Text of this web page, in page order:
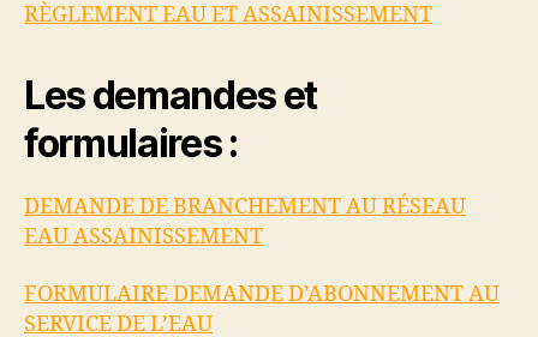
RÈGLEMENT EAU ET ASSAINISSEMENT
Les demandes et
formulaires :
DEMANDE DE BRANCHEMENT AU RÉSEAU
EAU ASSAINISSEMENT
FORMULAIRE DEMANDE D’ABONNEMENT AU
SERVICE DE L’EAU